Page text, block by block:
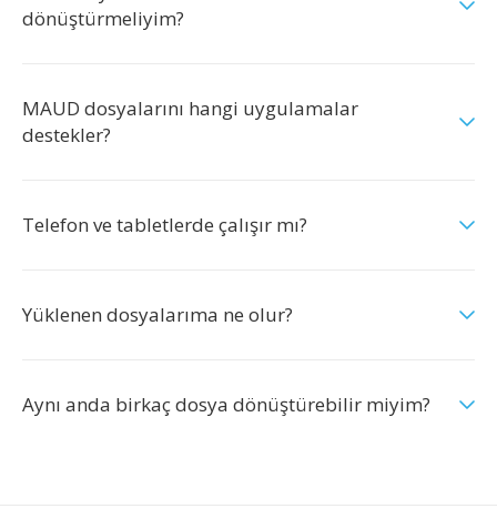
dönüştürmeliyim?
MAUD dosyalarını hangi uygulamalar
destekler?
Telefon ve tabletlerde çalışır mı?
Yüklenen dosyalarıma ne olur?
Aynı anda birkaç dosya dönüştürebilir miyim?